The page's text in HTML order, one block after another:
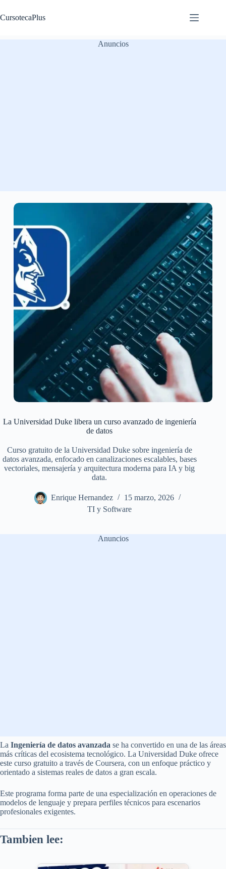
al
contenido
CursotecaPlus
Anuncios
La Universidad Duke libera un curso avanzado de ingeniería
de datos
Curso gratuito de la Universidad Duke sobre ingeniería de
datos avanzada, enfocado en canalizaciones escalables, bases
vectoriales, mensajería y arquitectura moderna para IA y big
data.
Enrique Hernandez
15 marzo, 2026
TI y Software
Anuncios
La Ingeniería de datos avanzada se ha convertido en una de las áreas
más críticas del ecosistema tecnológico. La Universidad Duke ofrece
este curso gratuito a través de Coursera, con un enfoque práctico y
orientado a sistemas reales de datos a gran escala.
Este programa forma parte de una especialización en operaciones de
modelos de lenguaje y prepara perfiles técnicos para escenarios
profesionales exigentes.
Tambien lee: